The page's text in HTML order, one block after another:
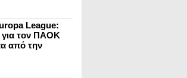
League:
για τον ΠΑΟΚ
από την